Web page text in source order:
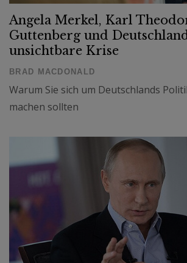
Angela Merkel, Karl
Guttenberg und
unsichtbare Krise
BRAD MACDONALD
Warum Sie sich um Deutschlands
machen sollten